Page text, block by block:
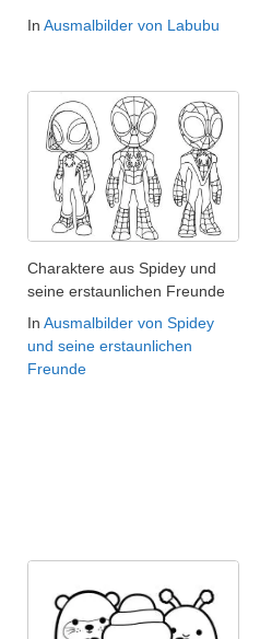
In Ausmalbilder von Labubu
Charaktere aus Spidey und
seine erstaunlichen Freunde
In Ausmalbilder von Spidey
und seine erstaunlichen
Freunde